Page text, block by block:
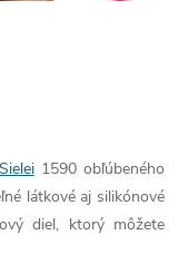
Sielei1590 obľúbeného
látkové aj silikónové
diel, ktorý môžete